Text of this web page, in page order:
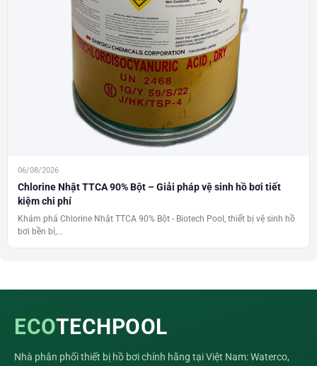
06/08/2026
Chlorine Nhật TTCA 90% Bột – Giải pháp vệ sinh hồ bơi tiết
kiệm chi phí
Khám phá Chlorine Nhật TTCA 90% Bột - Biotech Pool, thiết bị vệ sinh hồ
bơi bền bỉ,...
ECOTECHPOOL
Nhà phân phối thiết bị hồ bơi chính hãng tại Việt Nam: Waterco,